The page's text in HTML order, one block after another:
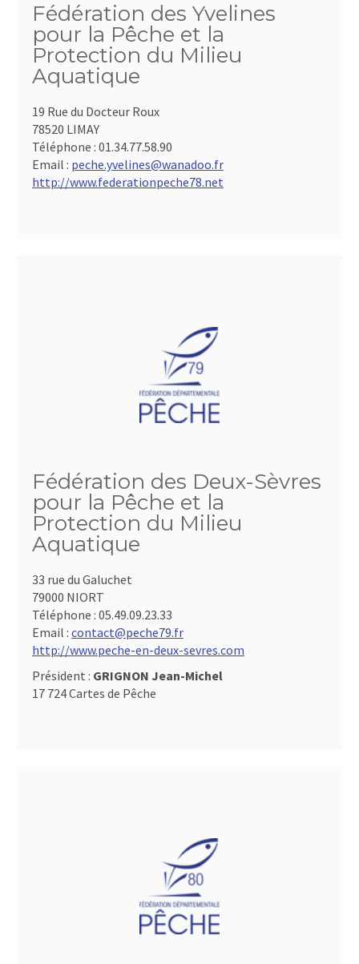
Fédération des Yvelines
pour la Pêche et la
Protection du Milieu
Aquatique
19 Rue du Docteur Roux
78520 LIMAY
Téléphone : 01.34.77.58.90
Email : peche.yvelines@wanadoo.fr
http://www.federationpeche78.net
Fédération des Deux-Sèvres
pour la Pêche et la
Protection du Milieu
Aquatique
33 rue du Galuchet
79000 NIORT
Téléphone : 05.49.09.23.33
Email : contact@peche79.fr
http://www.peche-en-deux-sevres.com
Président : GRIGNON Jean-Michel
17 724 Cartes de Pêche